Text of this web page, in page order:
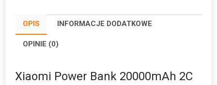
OPIS INFORMACJE DODATKOWE
OPINIE (0)
Xiaomi Power Bank 20000mAh 2C